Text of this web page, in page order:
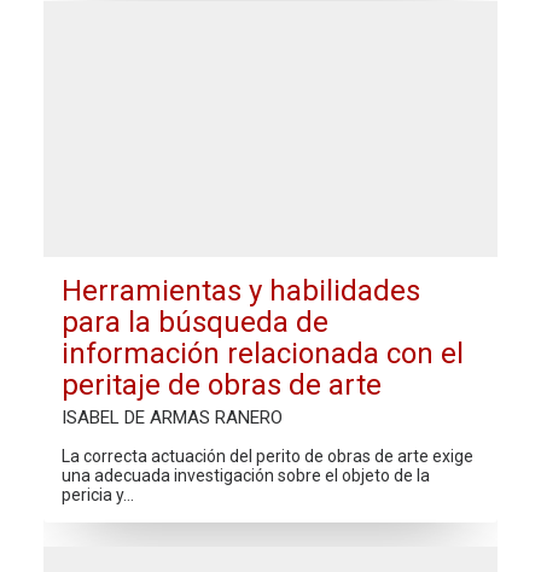
Herramientas y habilidades
para la búsqueda de
información relacionada con el
peritaje de obras de arte
ISABEL DE ARMAS RANERO
La correcta actuación del perito de obras de arte exige
una adecuada investigación sobre el objeto de la
pericia y…